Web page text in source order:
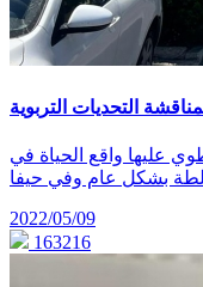
عليها واقع الحياة في
2022/05/09
163216